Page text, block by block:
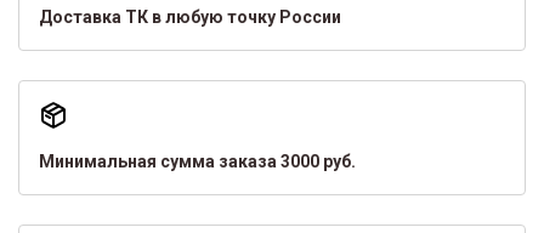
Доставка ТК в любую точку России
Минимальная сумма заказа 3000 руб.